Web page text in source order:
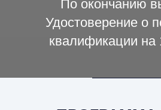
По окончанию
Удостоверение о
квалификации на